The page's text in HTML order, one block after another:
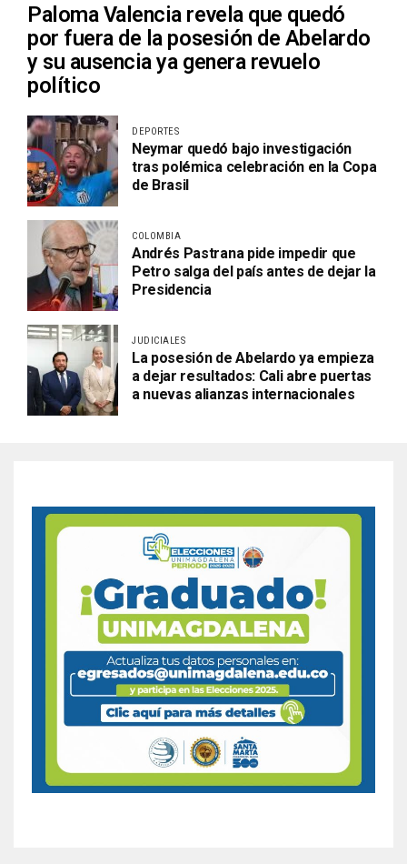
Paloma Valencia revela que quedó
por fuera de la posesión de Abelardo
y su ausencia ya genera revuelo
político
DEPORTES
Neymar quedó bajo investigación
tras polémica celebración en la Copa
de Brasil
COLOMBIA
Andrés Pastrana pide impedir que
Petro salga del país antes de dejar la
Presidencia
JUDICIALES
La posesión de Abelardo ya empieza
a dejar resultados: Cali abre puertas
a nuevas alianzas internacionales